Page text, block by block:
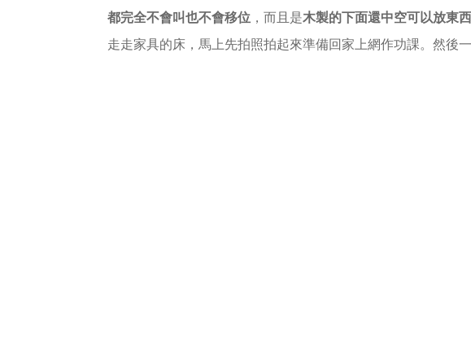
都完全不會叫也不會移位 ，而且是木製的下面還中空可以放東西
走走家具的床，馬上先拍照拍起來準備回家上網作功課。然後